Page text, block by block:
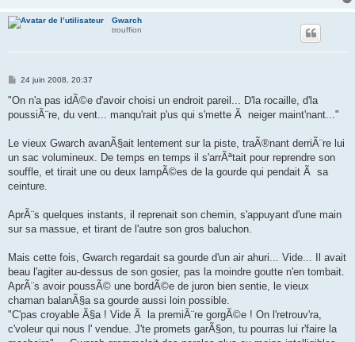
Gwarch
trouffion
M
s
a
24 juin 2008, 20:37
"On n'a pas idÃ©e d'avoir choisi un endroit pareil... D'la rocaille, d'la
poussiÃ¨re, du vent... manqu'rait p'us qui s'mette Ã neiger maint'nant..."
Le vieux Gwarch avanÃ§ait lentement sur la piste, traÃ®nant derriÃ¨re lui
un sac volumineux. De temps en temps il s'arrÃªtait pour reprendre son
souffle, et tirait une ou deux lampÃ©es de la gourde qui pendait Ã sa
ceinture.
AprÃ¨s quelques instants, il reprenait son chemin, s'appuyant d'une main
sur sa massue, et tirant de l'autre son gros baluchon.
Mais cette fois, Gwarch regardait sa gourde d'un air ahuri... Vide... Il avait
beau l'agiter au-dessus de son gosier, pas la moindre goutte n'en tombait.
AprÃ¨s avoir poussÃ© une bordÃ©e de juron bien sentie, le vieux
chaman balanÃ§a sa gourde aussi loin possible.
"C'pas croyable Ã§a ! Vide Ã la premiÃ¨re gorgÃ©e ! On l'retrouv'ra,
c'voleur qui nous l' vendue. J'te promets garÃ§on, tu pourras lui r'faire la